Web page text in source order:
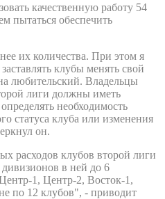
качественную работу 54
пытаться обеспечить
их количества. При этом я
клубы менять свой
любительский. Владельцы
лиги должны иметь
необходимость
статуса клуба или изменения
он.
расходов клубов второй лиги
в ней до 6
1, Центр-2, Восток-1,
по 12 клубов", - приводит